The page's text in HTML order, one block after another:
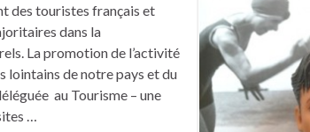
des touristes français et
dans la
La promotion de l’activité
lointains de notre pays et du
au Tourisme – une
…